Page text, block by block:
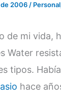
2006 / Personal
de mi vida,
Water
tipos.
hace